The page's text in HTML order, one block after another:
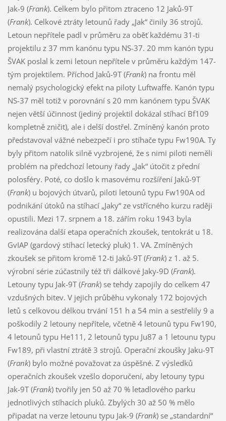
Jak-9 (Frank). Celkem bylo přitom ztraceno 12 Jaků-9T
(Frank). Celkové ztráty letounů řady „Jak“ činily 36 strojů.
Letoun nepřítele padl v průměru za oběť každému 31-ti
projektilu z 37 mm kanónu typu NS-37. 20 mm kanón typu
ŠVAK poslal k zemi letoun nepřítele v průměru každým 147-
tým projektilem. Příchod Jaků-9T (Frank) na frontu měl
nemalý psychologický efekt na piloty Luftwaffe. Kanón typu
NS-37 měl totiž v porovnání s 20 mm kanónem typu ŠVAK
nejen větší účinnost (jediný projektil dokázal stíhací Bf109
kompletně zničit), ale i delší dostřel. Zmíněný kanón proto
představoval vážné nebezpečí i pro stíhače typu Fw190A. Ty
byly přitom natolik silně vyzbrojené, že s nimi piloti neměli
problém na předchozí letouny řady „Jak“ útočit z přední
polosféry. Poté, co došlo k masovému rozšíření Jaků-9T
(Frank) u bojových útvarů, piloti letounů typu Fw190A od
podnikání útoků na stíhací „Jaky“ ze vstřícného kurzu raději
opustili. Mezi 17. srpnem a 18. zářím roku 1943 byla
realizována další etapa operačních zkoušek, tentokrát u 18.
GvIAP (gardový stíhací letecký pluk) 1. VA. Zmíněných
zkoušek se přitom kromě 12-ti Jaků-9T (Frank) z 1. až 5.
výrobní série zúčastnily též tři dálkové Jaky-9D (Frank).
Letouny typu Jak-9T (Frank) se tehdy zapojily do celkem 47
vzdušných bitev. V jejich průběhu vykonaly 172 bojových
letů s celkovou délkou trvání 151 h a 54 min a sestřelily 9 a
poškodily 2 letouny nepřítele, včetně 4 letounů typu Fw190,
4 letounů typu He111, 2 letounů typu Ju87 a 1 letounu typu
Fw189, při vlastní ztrátě 3 strojů. Operační zkoušky Jaku-9T
(Frank) bylo možné považovat za úspěšné. Z výsledků
operačních zkoušek vzešlo doporučení, aby letouny typu
Jak-9T (Frank) tvořily jen 50 až 70 % letadlového parku
jednotlivých stíhacích pluků. Zbylých 30 až 50 % mělo
připadat na verze letounu typu Jak-9 (Frank) se „standardní“